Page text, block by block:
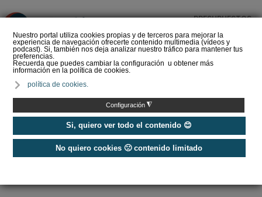
Nuestro portal utiliza cookies propias y de terceros para mejorar la
experiencia de navegación ofrecerte contenido multimedia (vídeos y
podcast). Si, también nos deja analizar nuestro tráfico para mantener tus
preferencias.
Recuerda que puedes cambiar la configuración u obtener más
información en la política de cookies.
política de cookies.
Configuración ◮
Si, quiero ver todo el contenido 😊
No quiero cookies 🙁 contenido limitado
PRESUPUESTOS
del Amperio (Episodio 3)
Etiquetas / tecna